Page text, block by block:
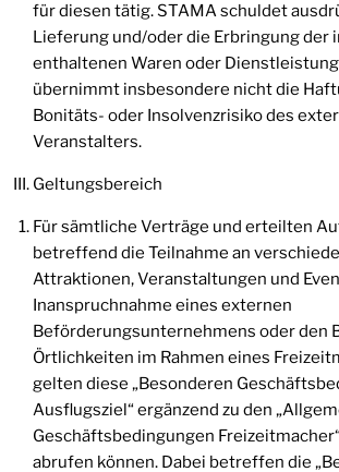
für diesen tätig. STAMA schuldet
Lieferung und/oder die Erbringung der
enthaltenen Waren oder
übernimmt insbesondere nicht die
Bonitäts- oder Insolvenzrisiko des
Veranstalters.
Geltungsbereich
Für sämtliche Verträge und erteilten
betreffend die Teilnahme an
Attraktionen, Veranstaltungen und
Inanspruchnahme eines externen
Beförderungsunternehmens oder den
Örtlichkeiten im Rahmen eines
gelten diese „Besonderen
Ausflugsziel“ ergänzend zu den
Geschäftsbedingungen
abrufen können. Dabei betreffen die